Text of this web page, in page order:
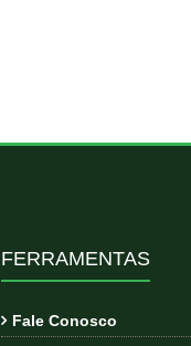
FERRAMENTAS
Fale Conosco